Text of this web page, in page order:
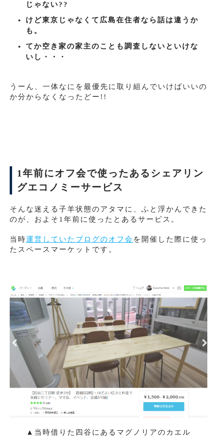
じゃない??
けど東京じゃなくて広島在住者なら話は違うか
も。
てか空き家の家主のことも調査しないといけな
いし・・・
うーん、一体なにを最優先に取り組んでいけばいいの
か分からなくなったどー!!
1年前にオフ会で使ったあるシェアリン
グエコノミーサービス
そんな迷える子羊状態のアタマに、ふと浮かんできた
のが、およそ1年前に使ったとあるサービス。
当時運営していたブログのオフ会 を開催した際に使っ
たスペースマーケットです。
▲当時借りた四谷にあるマグノリアのカエル